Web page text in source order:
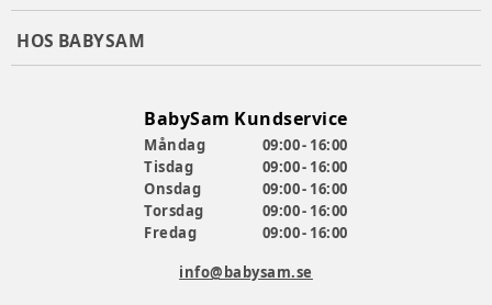
HOS BABYSAM
BabySam Kundservice
Måndag
09:00 - 16:00
Tisdag
09:00 - 16:00
Onsdag
09:00 - 16:00
Torsdag
09:00 - 16:00
Fredag
09:00 - 16:00
info@babysam.se